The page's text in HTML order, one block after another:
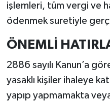
işlemleri, tüm vergi ve
ödenmek suretiyle
ÖNEMLİ
2886 sayılı Kanun’a
yasaklı kişiler ihaleye
yapıp yapmamakta